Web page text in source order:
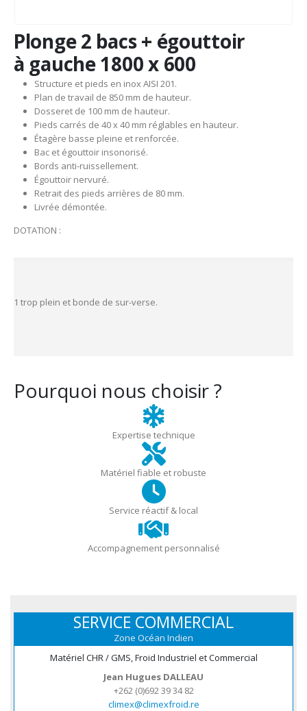
Plonge 2 bacs + égouttoir
à gauche 1800 x 600
Structure et pieds en inox AISI 201.
Plan de travail de 850 mm de hauteur.
Dosseret de 100 mm de hauteur.
Pieds carrés de 40 x 40 mm réglables en hauteur.
Étagère basse pleine et renforcée.
Bac et égouttoir insonorisé.
Bords anti-ruissellement.
Égouttoir nervuré.
Retrait des pieds arrières de 80 mm.
Livrée démontée.
DOTATION :
1 trop plein et bonde de sur-verse.
Pourquoi nous choisir ?
Expertise technique
Matériel fiable et robuste
Service réactif & local
Accompagnement personnalisé
SERVICE COMMERCIAL
Zone Océan Indien
Matériel CHR / GMS, Froid Industriel et Commercial
Jean Hugues DALLEAU
+262 (0)692 39 34 82
climex@climexfroid.re